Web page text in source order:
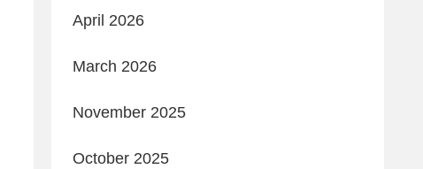
April 2026
March 2026
November 2025
October 2025